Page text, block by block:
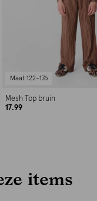
Maat 122-176
Mesh Top bruin
17.99
items